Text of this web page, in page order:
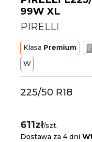
99W XL
PIRELLI
Klasa Premium
W
225/50 R18
611zł/szt.
Dostawa za 4 dni